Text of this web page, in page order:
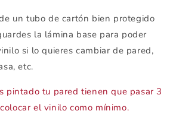
un tubo de cartón bien protegido
la lámina base para poder
si lo quieres cambiar de pared,
etc.
pintado tu pared tienen que pasar 3
el vinilo como mínimo.